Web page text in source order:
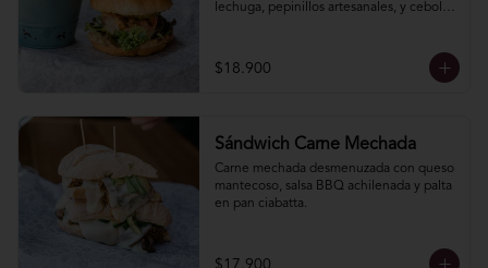
lechuga, pepinillos artesanales, y cebolla
$18.900
Sándwich Carne Mechada
Carne mechada desmenuzada con queso
mantecoso, salsa BBQ achilenada y palta
en pan ciabatta.